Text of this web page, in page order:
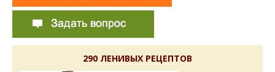
290 ЛЕНИВЫХ РЕЦЕПТОВ